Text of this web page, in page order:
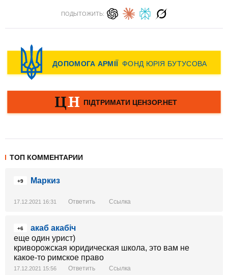
ПОДЫТОЖИТЬ:
ТОП КОММЕНТАРИИ
+9 Маркиз
17.12.2021 16:31 Ответить Ссылка
+6
акаб акабіч
еще один урист)
криворожская юридическая школа, это вам не
какое-то римское право
17.12.2021 15:56 Ответить Ссылка